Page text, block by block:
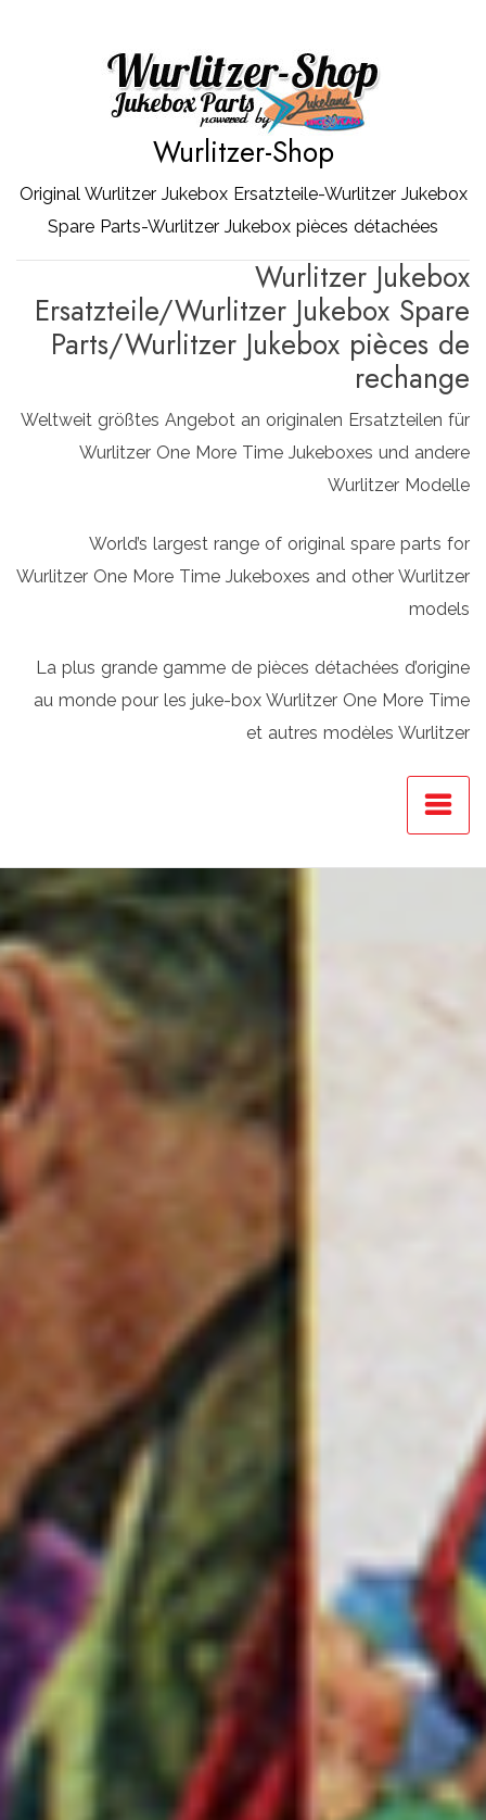
Wurlitzer-Shop
Original Wurlitzer Jukebox Ersatzteile-Wurlitzer Jukebox
Spare Parts-Wurlitzer Jukebox pièces détachées
Wurlitzer Jukebox
Ersatzteile/Wurlitzer Jukebox Spare
Parts/Wurlitzer Jukebox pièces de
rechange
Weltweit größtes Angebot an originalen Ersatzteilen für
Wurlitzer One More Time Jukeboxes und andere
Wurlitzer Modelle
World’s largest range of original spare parts for
Wurlitzer One More Time Jukeboxes and other Wurlitzer
models
La plus grande gamme de pièces détachées d’origine
au monde pour les juke-box Wurlitzer One More Time
et autres modèles Wurlitzer